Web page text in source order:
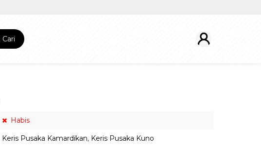
Cari
Habis
Keris Pusaka Kamardikan, Keris Pusaka Kuno